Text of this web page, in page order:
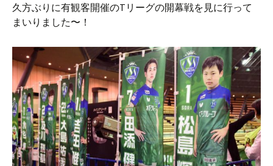
久方ぶりに有観客開催のTリーグの開幕戦を見に行って
まいりました〜！